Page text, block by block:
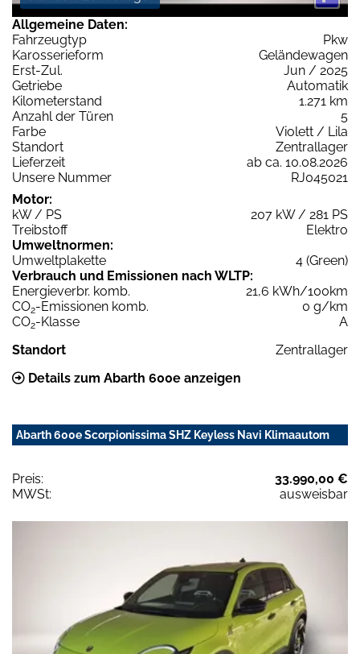
Allgemeine Daten:
Fahrzeugtyp
Pkw
Karosserieform
Geländewagen
Erst-Zul.
Jun / 2025
Getriebe
Automatik
Kilometerstand
1.271 km
Anzahl der Türen
5
Farbe
Violett / Lila
Standort
Zentrallager
Lieferzeit
ab ca. 10.08.2026
Unsere Nummer
RJ045021
Motor:
kW / PS
207 kW / 281 PS
Treibstoff
Elektro
Umweltnormen:
Umweltplakette
4 (Green)
Verbrauch und Emissionen nach WLTP:
Energieverbr. komb.
21,6 kWh/100km
CO2-Emissionen komb.
0 g/km
CO2-Klasse
A
Standort
Zentrallager
Details zum Abarth 600e anzeigen
Abarth 600e Scorpionissima SHZ Keyless Navi Klimaautom
Preis:
33.990,00 €
MWSt:
ausweisbar